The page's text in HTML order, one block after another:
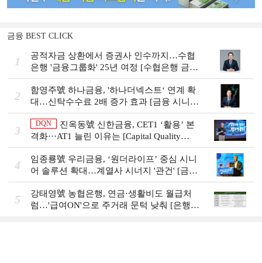
금융 BEST CLICK
1
공적자금 상환에서 증권사 인수까지…수협
은행 '금융그룹화' 25년 여정 [수협은행 금융
그룹의 꿈①]
2
함영주號 하나금융, '하나더넥스트‘ 연계 확
대…신탁수수료 2배 증가 효과 [금융 시니어
비즈니스 돋보기]
3
DQN
진옥동號 신한금융, CET1 ‘활용’ 본
격화···AT1 늘린 이유는 [Capital Quality
Review]
4
임종룡號 우리금융, ‘원더라이프’ 중심 시니
어 솔루션 확대…계열사 시너지 '관건' [금융
시니어 비즈니스 돋보기]
5
강태영號 농협은행, 연금·생활비도 월급처
럼…'급여ON'으로 주거래 문턱 낮춰 [은행권